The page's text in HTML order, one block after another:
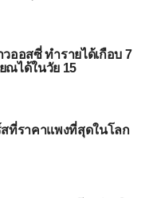
ออสซี่ ทำรายได้เกือบ 7
ณได้ในวัย 15
สที่ราคาแพงที่สุดในโลก